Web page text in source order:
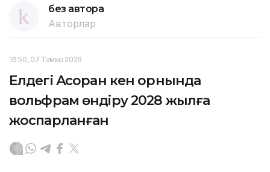
без автора
Авторлар
16:50, 07 Тамыз 2026
Елдегі Ақсоран кен орнында
вольфрам өндіру 2028 жылға
жоспарланған